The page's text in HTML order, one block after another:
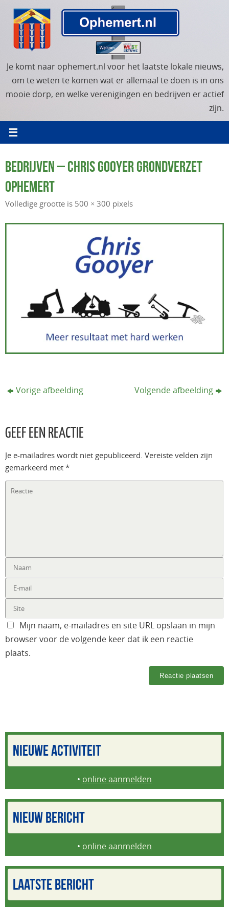
naar
inhoud
Je komt naar ophemert.nl voor het laatste lokale nieuws,
om te weten te komen wat er allemaal te doen is in ons
mooie dorp, en welke verenigingen en bedrijven er actief
zijn.
BEDRIJVEN – CHRIS GOOYER GRONDVERZET
OPHEMERT
Volledige grootte is 500 × 300 pixels
Vorige afbeelding Volgende afbeelding
GEEF EEN REACTIE
Je e-mailadres wordt niet gepubliceerd. Vereiste velden zijn
gemarkeerd met *
Mijn naam, e-mailadres en site URL opslaan in mijn
browser voor de volgende keer dat ik een reactie
plaats.
NIEUWE ACTIVITEIT
• online aanmelden
NIEUW BERICHT
• online aanmelden
LAATSTE BERICHT